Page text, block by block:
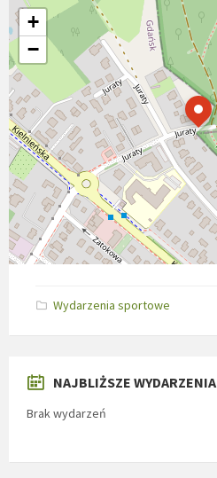
+
−
Wydarzenia sportowe
NAJBLIŻSZE WYDARZENIA
Brak wydarzeń